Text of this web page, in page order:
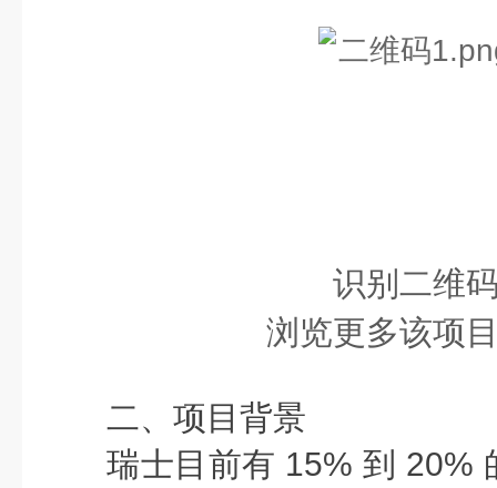
识别二维
浏览更多该项
二、项目背景
瑞士目前有 15% 到 20%